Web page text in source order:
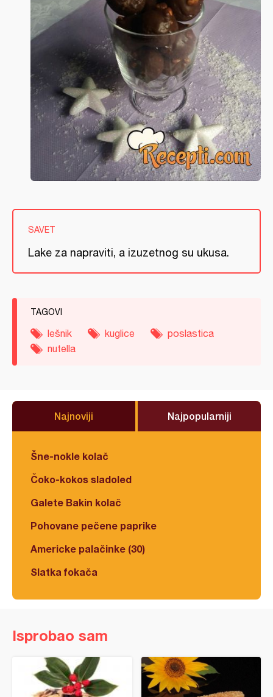
SAVET
Lake za napraviti, a izuzetnog su ukusa.
TAGOVI
lešnik kuglice
poslastica
nutella
Najnoviji Najpopularniji
Šne-nokle kolač
Čoko-kokos sladoled
Galete Bakin kolač
Pohovane pečene paprike
Americke palačinke (30)
Slatka fokača
Isprobao sam